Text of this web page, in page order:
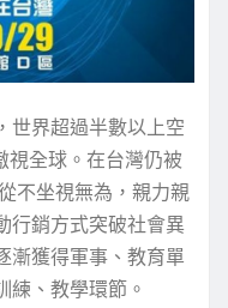
世界超過半數以上空
視全球。在台灣仍被
不坐視無為，親力親
行銷方式突破社會異
漸獲得軍事、教育單
練、教學環節。